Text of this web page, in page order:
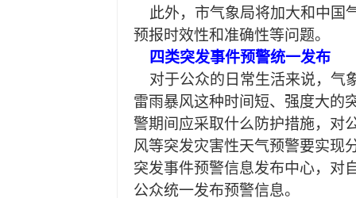
此外，市气象局将加大和中国
预报时效性和准确性等问题。
四类突发事件预警统一发布
对于公众的日常生活来说，气
雷雨暴风这种时间短、强度大的
警期间应采取什么防护措施，对
风等突发灾害性天气预警要实现
突发事件预警信息发布中心，对
公众统一发布预警信息。